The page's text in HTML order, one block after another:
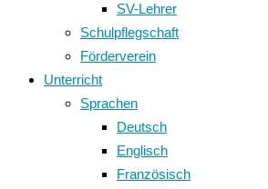
SV-Lehrer
Schulpflegschaft
Förderverein
Unterricht
Sprachen
Deutsch
Englisch
Französisch